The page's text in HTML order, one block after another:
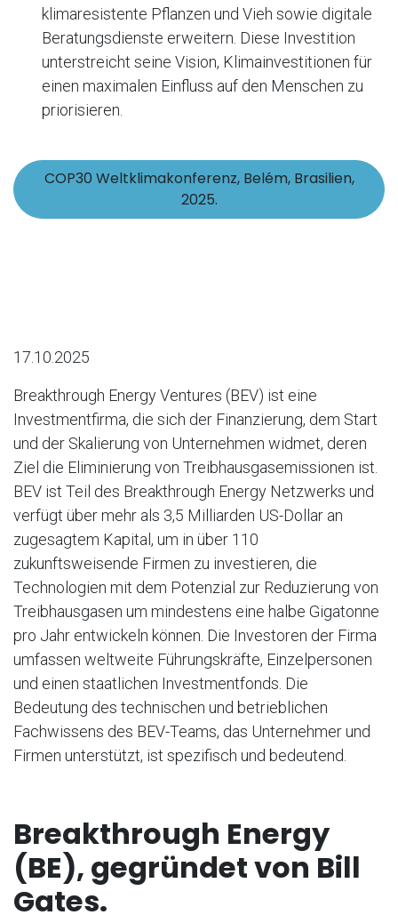
klimaresistente Pflanzen und Vieh sowie digitale
Beratungsdienste erweitern. Diese Investition
unterstreicht seine Vision, Klimainvestitionen für
einen maximalen Einfluss auf den Menschen zu
priorisieren.
COP30 Weltklimakonferenz, Belém, Brasilien,
2025.
17.10.2025
Breakthrough Energy Ventures (BEV) ist eine
Investmentfirma, die sich der Finanzierung, dem Start
und der Skalierung von Unternehmen widmet, deren
Ziel die Eliminierung von Treibhausgasemissionen ist.
BEV ist Teil des Breakthrough Energy Netzwerks und
verfügt über mehr als 3,5 Milliarden US-Dollar an
zugesagtem Kapital, um in über 110
zukunftsweisende Firmen zu investieren, die
Technologien mit dem Potenzial zur Reduzierung von
Treibhausgasen um mindestens eine halbe Gigatonne
pro Jahr entwickeln können. Die Investoren der Firma
umfassen weltweite Führungskräfte, Einzelpersonen
und einen staatlichen Investmentfonds. Die
Bedeutung des technischen und betrieblichen
Fachwissens des BEV-Teams, das Unternehmer und
Firmen unterstützt, ist spezifisch und bedeutend.
Breakthrough Energy
(BE), gegründet von Bill
Gates.